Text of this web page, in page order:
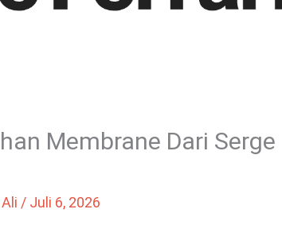
Membrane Dari Serge
Ali / Juli 6, 2026